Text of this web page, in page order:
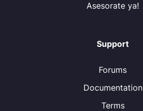
Asesorate ya!
Support
Forums
Documentation
Terms